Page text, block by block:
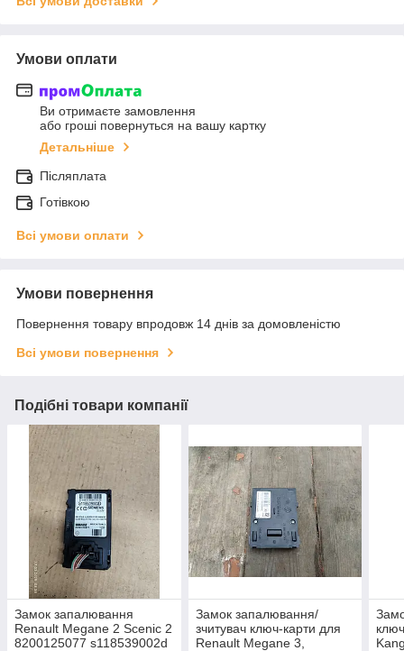
Умови оплати
Ви отримаєте замовлення
або гроші повернуться на вашу картку
Детальніше
Післяплата
Готівкою
Всі умови оплати
Умови повернення
Повернення товару впродовж 14 днів за домовленістю
Всі умови повернення
Подібні товари компанії
Замок запалювання
Renault Megane 2 Scenic 2
8200125077 s118539002d
Замок запалювання/
зчитувач ключ-карти для
Renault Megane 3,